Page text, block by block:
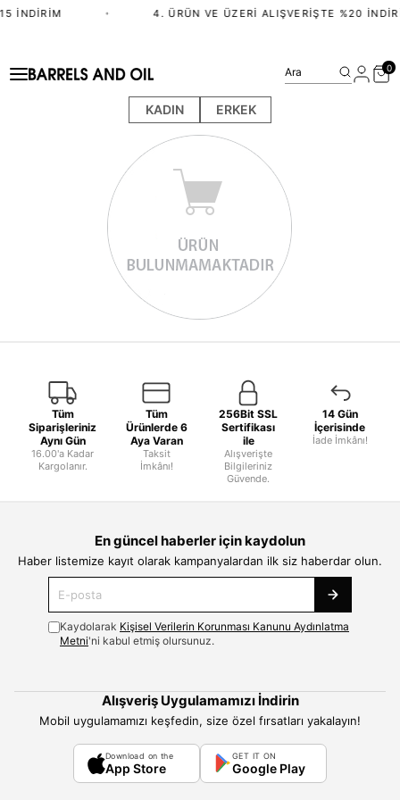
İNDIRIM • 4. ÜRÜN VE ÜZERI ALIŞVERIŞTE %20
KADIN ERKEK
Ara 0
Tüm
Siparişleriniz
Aynı Gün
16.00'a Kadar
Kargolanır.
Tüm
Ürünlerde 6
Aya Varan
Taksit
İmkânı!
256Bit SSL
Sertifikası
ile
Alışverişte
Bilgileriniz
Güvende.
14 Gün
İçerisinde
İade İmkânı!
En güncel haberler için kaydolun
Haber listemize kayıt olarak kampanyalardan ilk siz haberdar olun.
Kaydolarak Kişisel Verilerin Korunması Kanunu Aydınlatma
Metni'ni kabul etmiş olursunuz.
Alışveriş Uygulamamızı İndirin
Mobil uygulamamızı keşfedin, size özel fırsatları yakalayın!
Download on the
App Store
GET IT ON
Google Play